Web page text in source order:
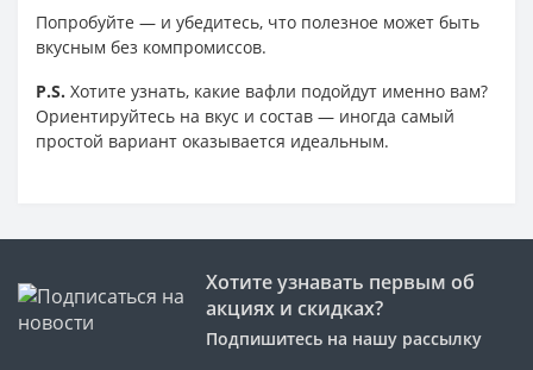
Попробуйте — и убедитесь, что полезное может быть
вкусным без компромиссов.
P.S. Хотите узнать, какие вафли подойдут именно вам?
Ориентируйтесь на вкус и состав — иногда самый
простой вариант оказывается идеальным.
Хотите узнавать первым об
акциях и скидках?
Подпишитесь на нашу рассылку